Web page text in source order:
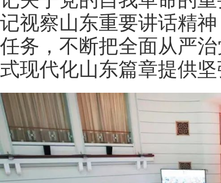
记视察山东重要讲话精
任务，不断把全面从严
式现代化山东篇章提供